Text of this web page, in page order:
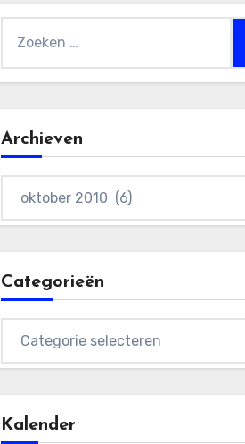
naar:
Archieven
Categorieën
Kalender